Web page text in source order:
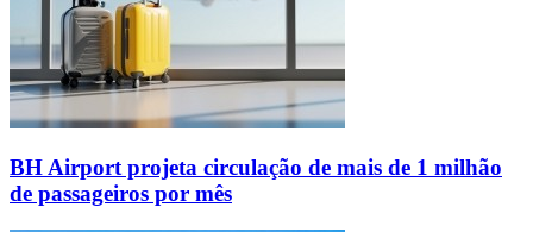
BH Airport projeta circulação de mais de 1 milhão
de passageiros por mês